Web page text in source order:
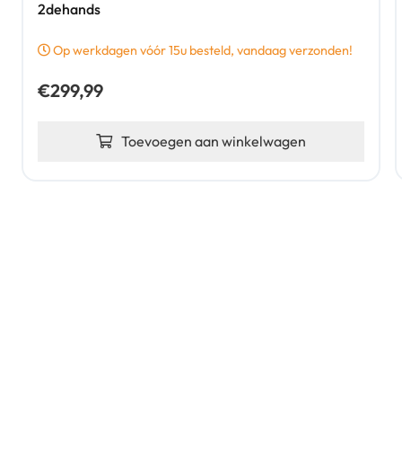
2dehands
Op werkdagen vóór 15u besteld, vandaag verzonden!
€299,99
Toevoegen aan winkelwagen